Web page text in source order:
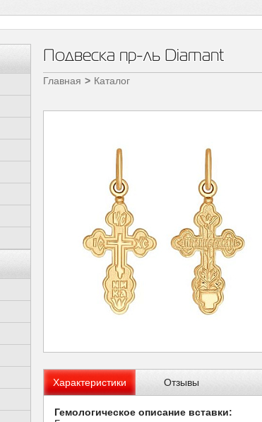
Подвеска пр-ль Diamant
Главная Каталог
Характеристики Отзывы
Гемологическое описание вставки: